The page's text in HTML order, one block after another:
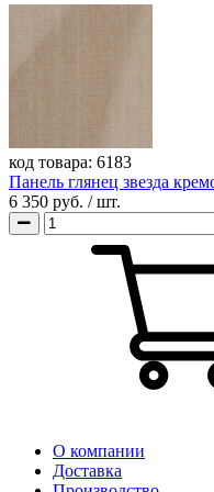
код товара: 6183
Панель глянец звезда
6 350 руб. / шт.
О компании
Доставка